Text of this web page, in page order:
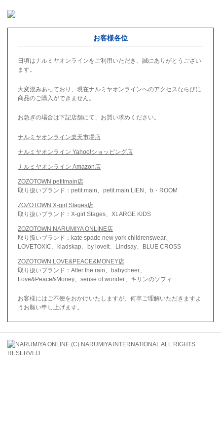
お客様各位
日頃はナルミヤオンラインをご利用いただき、誠にありがとうござい
ます。
大変混みあっており、現在ナルミヤオンラインへのアクセスならびに
商品のご購入ができません。
お急ぎの場合は下記店舗にて、お買い求めください。
ナルミヤオンライン楽天市場店
ナルミヤオンライン Yahoo!ショッピング店
ナルミヤオンライン Amazon店
ZOZOTOWN petitmain店
取り扱いブランド：petit main、petit main LIEN、b・ROOM
ZOZOTOWN X-girl Stages店
取り扱いブランド：X-girl Stages、XLARGE KIDS
ZOZOTOWN NARUMIYA ONLINE店
取り扱いブランド：kate spade new york childrenswear、
LOVETOXIC、kladskap、by loveit、Lindsay、BLUE CROSS
ZOZOTOWN LOVE&PEACE&MONEY店
取り扱いブランド：After the rain、babycheer、
Love&Peace&Money、sense of wonder、キリンのソフィ
お客様にはご不便をおかけいたしますが、何卒ご理解いただきますよ
うお願い申し上げます。